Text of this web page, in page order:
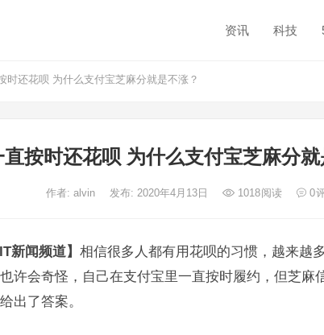
资讯 科技
时还花呗 为什么支付宝芝麻分就是不涨？
直按时还花呗 为什么支付宝芝麻分就
作者: alvin 发布: 2020年4月13日 1018阅读 0
新闻频道】 相信很多人都有用花呗的习惯，越来越
许会奇怪，自己在支付宝里一直按时履约，但芝麻
出了答案。